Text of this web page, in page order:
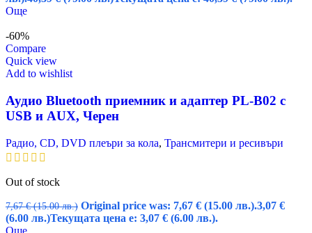
Още
-60%
Compare
Quick view
Add to wishlist
Аудио Bluetooth приемник и адаптер PL-B02 с
USB и AUX, Черен
Радио, CD, DVD плеъри за кола, Трансмитери и ресивъри
Out of stock
7,67€ (15.00 лв.) Original price was: 7,67 € (15.00 лв.).3,07 €
(6.00 лв.)Текущата цена е: 3,07 € (6.00 лв.).
Още